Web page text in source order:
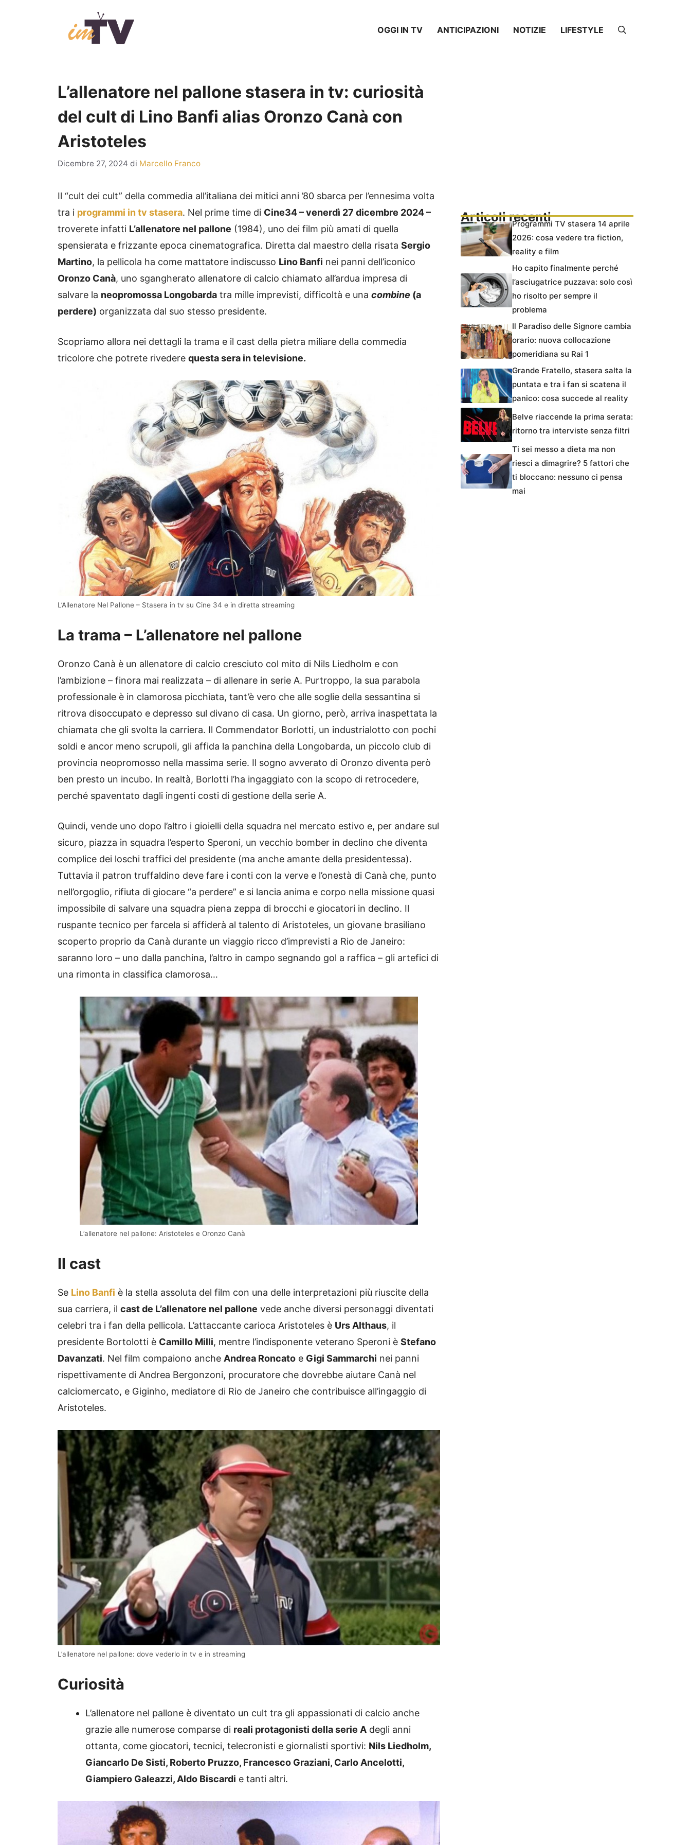
OGGI IN TV ANTICIPAZIONI NOTIZIE LIFESTYLE
L’allenatore nel pallone stasera in tv: curiosità
del cult di Lino Banfi alias Oronzo Canà con
Aristoteles
Dicembre 27, 2024 di Marcello Franco
Il “cult dei cult” della commedia all’italiana dei mitici anni ’80 sbarca per l’ennesima volta
tra i programmi in tv stasera. Nel prime time di Cine34 – venerdì 27 dicembre 2024 –
troverete infatti L’allenatore nel pallone (1984), uno dei film più amati di quella
spensierata e frizzante epoca cinematografica. Diretta dal maestro della risata Sergio
Martino, la pellicola ha come mattatore indiscusso Lino Banfi nei panni dell’iconico
Oronzo Canà, uno sgangherato allenatore di calcio chiamato all’ardua impresa di
salvare la neopromossa Longobarda tra mille imprevisti, difficoltà e una combine (a
perdere) organizzata dal suo stesso presidente.
Scopriamo allora nei dettagli la trama e il cast della pietra miliare della commedia
tricolore che potrete rivedere questa sera in televisione.
L’Allenatore Nel Pallone – Stasera in tv su Cine 34 e in diretta streaming
La trama – L’allenatore nel pallone
Oronzo Canà è un allenatore di calcio cresciuto col mito di Nils Liedholm e con
l’ambizione – finora mai realizzata – di allenare in serie A. Purtroppo, la sua parabola
professionale è in clamorosa picchiata, tant’è vero che alle soglie della sessantina si
ritrova disoccupato e depresso sul divano di casa. Un giorno, però, arriva inaspettata la
chiamata che gli svolta la carriera. Il Commendator Borlotti, un industrialotto con pochi
soldi e ancor meno scrupoli, gli affida la panchina della Longobarda, un piccolo club di
provincia neopromosso nella massima serie. Il sogno avverato di Oronzo diventa però
ben presto un incubo. In realtà, Borlotti l’ha ingaggiato con la scopo di retrocedere,
perché spaventato dagli ingenti costi di gestione della serie A.
Quindi, vende uno dopo l’altro i gioielli della squadra nel mercato estivo e, per andare sul
sicuro, piazza in squadra l’esperto Speroni, un vecchio bomber in declino che diventa
complice dei loschi traffici del presidente (ma anche amante della presidentessa).
Tuttavia il patron truffaldino deve fare i conti con la verve e l’onestà di Canà che, punto
nell’orgoglio, rifiuta di giocare “a perdere” e si lancia anima e corpo nella missione quasi
impossibile di salvare una squadra piena zeppa di brocchi e giocatori in declino. Il
ruspante tecnico per farcela si affiderà al talento di Aristoteles, un giovane brasiliano
scoperto proprio da Canà durante un viaggio ricco d’imprevisti a Rio de Janeiro:
saranno loro – uno dalla panchina, l’altro in campo segnando gol a raffica – gli artefici di
una rimonta in classifica clamorosa…
L’allenatore nel pallone: Aristoteles e Oronzo Canà
Il cast
Se Lino Banfi è la stella assoluta del film con una delle interpretazioni più riuscite della
sua carriera, il cast de L’allenatore nel pallone vede anche diversi personaggi diventati
celebri tra i fan della pellicola. L’attaccante carioca Aristoteles è Urs Althaus, il
presidente Bortolotti è Camillo Milli, mentre l’indisponente veterano Speroni è Stefano
Davanzati. Nel film compaiono anche Andrea Roncato e Gigi Sammarchi nei panni
rispettivamente di Andrea Bergonzoni, procuratore che dovrebbe aiutare Canà nel
calciomercato, e Giginho, mediatore di Rio de Janeiro che contribuisce all’ingaggio di
Aristoteles.
L’allenatore nel pallone: dove vederlo in tv e in streaming
Curiosità
L’allenatore nel pallone è diventato un cult tra gli appassionati di calcio anche
grazie alle numerose comparse di reali protagonisti della serie A degli anni
ottanta, come giocatori, tecnici, telecronisti e giornalisti sportivi: Nils Liedholm,
Giancarlo De Sisti, Roberto Pruzzo, Francesco Graziani, Carlo Ancelotti,
Giampiero Galeazzi, Aldo Biscardi e tanti altri.
Articoli recentiProgrammi TV stasera 14 aprile
2026: cosa vedere tra fiction,
reality e film
Ho capito finalmente perché
l’asciugatrice puzzava: solo così
ho risolto per sempre il
problema
Il Paradiso delle Signore cambia
orario: nuova collocazione
pomeridiana su Rai 1
Grande Fratello, stasera salta la
puntata e tra i fan si scatena il
panico: cosa succede al reality
Belve riaccende la prima serata:
ritorno tra interviste senza filtri
Ti sei messo a dieta ma non
riesci a dimagrire? 5 fattori che
ti bloccano: nessuno ci pensa
mai